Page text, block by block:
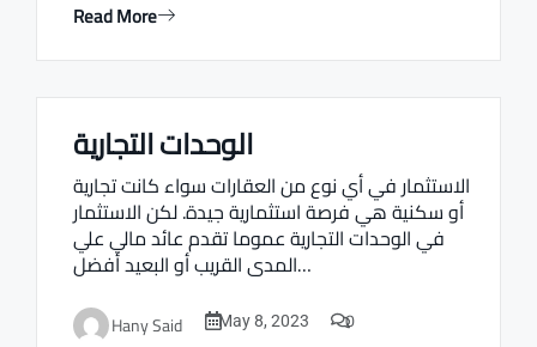
Read More
Real estate Estate ville
الوحدات التجارية
الاستثمار في أي نوع من العقارات سواء كانت تجارية
أو سكنية هي فرصة استثمارية جيدة. لكن الاستثمار
في الوحدات التجارية عموما تقدم عائد مالي علي
المدى القريب أو البعيد أفضل…
Hany Said May 8, 2023 0